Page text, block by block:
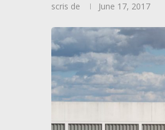
scris de June 17, 2017